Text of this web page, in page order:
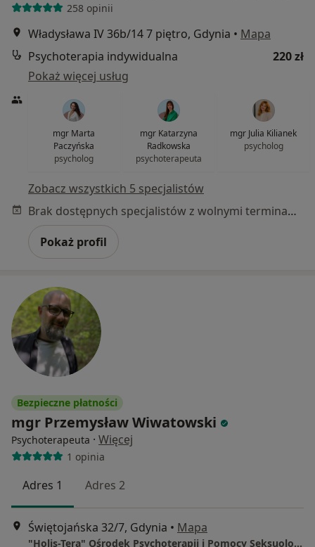
258 opinii
Władysława IV 36b/14 7 piętro, Gdynia • Mapa
Psychoterapia indywidualna
220 zł
Pokaż więcej usług
mgr Marta
Paczyńska
psycholog
mgr Katarzyna
Radkowska
psychoterapeuta
mgr Julia Kilianek
psycholog
Zobacz wszystkich 5 specjalistów
Brak dostępnych specjalistów z wolnymi terminami w tym centrum medycznym.
Pokaż profil
Bezpieczne płatności
mgr Przemysław Wiwatowski
Psychoterapeuta · Więcej
1 opinia
Adres 1 Adres 2
Świętojańska 32/7, Gdynia • Mapa
"Holis-Tera" Ośrodek Psychoterapii i Pomocy Seksuologicznej